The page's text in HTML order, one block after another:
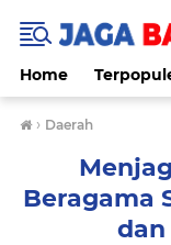
Home
› Daerah
Beragama
dan